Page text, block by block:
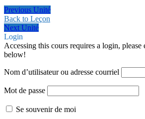
Previous Unité
Back to Leçon
Next Unité
Login
Accessing this cours requires a login, please
below!
Nom d’utilisateur ou adresse courriel
Mot de passe
Se souvenir de moi